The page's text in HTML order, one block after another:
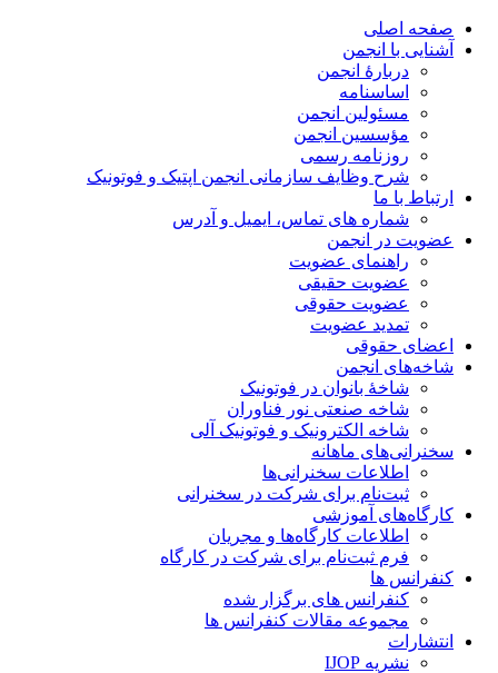
صفحه اصلی
آشنایی با انجمن
دربارۀ انجمن
اساسنامه
مسئولین انجمن
مؤسسین انجمن
روزنامه رسمی
شرح وظایف سازمانی انجمن اپتیک و فوتونیک
ارتباط با ما
شماره های تماس، ایمیل و آدرس
عضویت در انجمن
راهنمای عضویت
عضویت حقیقی
عضویت حقوقی
تمدید عضویت
اعضای حقوقی
شاخه‌های انجمن
شاخۀ بانوان در فوتونیک
شاخه صنعتی نور فناوران
شاخه‌ الکترونیک و فوتونیک آلی
سخنرانی‌های ماهانه
اطلاعات سخنرانی‌‌ها
ثبت‌نام برای شرکت در سخنرانی
کارگاه‌های آموزشی
اطلاعات کارگاه‌ها و مجریان
فرم ثبت‌نام برای شرکت در کارگاه
کنفرانس ها
کنفرانس های برگزار شده
مجموعه مقالات کنفرانس ها
انتشارات
نشریه IJOP